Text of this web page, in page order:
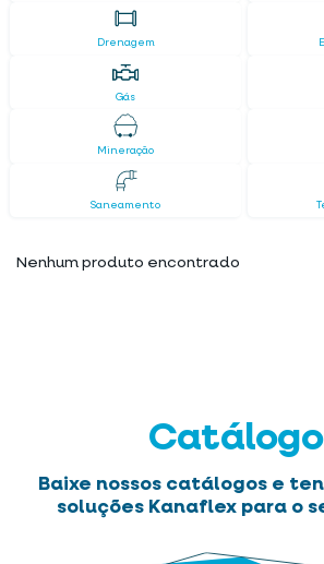
Drenagem
Gás
Mineração
Saneamento
Nenhum produto encontrado
Baixe nossos catálogos e
soluções Kanaflex para o